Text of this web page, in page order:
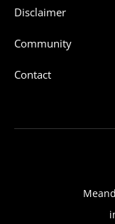
Disclaimer
Community
Contact